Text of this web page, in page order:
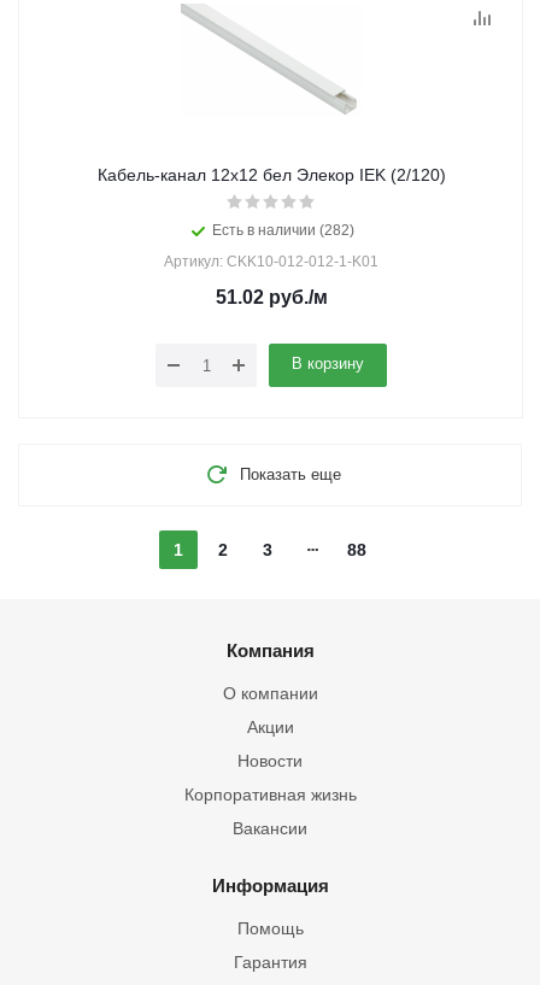
Кабель-канал 12х12 бел Элекор IEK (2/120)
Есть в наличии (282)
Артикул: CKK10-012-012-1-K01
51.02руб./м
В корзину
Показать еще
1 2 3 88
Компания
О компании
Акции
Новости
Корпоративная жизнь
Вакансии
Информация
Помощь
Гарантия